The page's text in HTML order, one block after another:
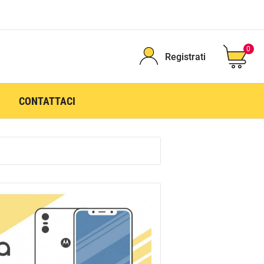
Registrati
0
CONTATTACI